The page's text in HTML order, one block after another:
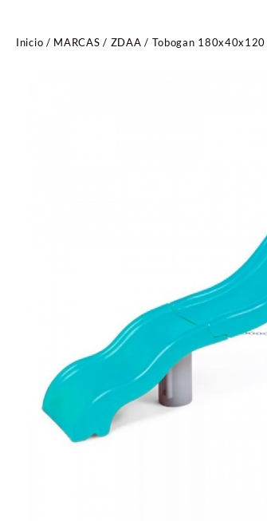
Inicio / MARCAS / ZDAA / Tobogan 180x40x120